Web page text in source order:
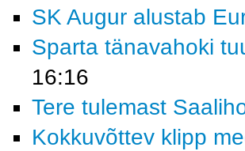
SK Augur alustab
Sparta tänavahoki
16:16
Tere tulemast
Kokkuvõttev klipp